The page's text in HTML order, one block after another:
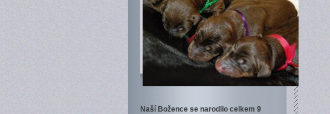
Naší Božence se narodilo celkem 9